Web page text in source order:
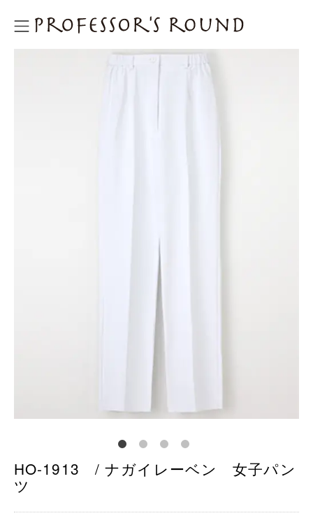
プロフェッサーズラウンド
HO-1913 / ナガイレーベン 女子パン
ツ